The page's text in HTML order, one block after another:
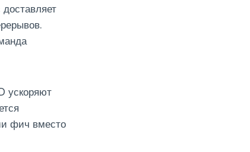
ускоряют
фич вместо